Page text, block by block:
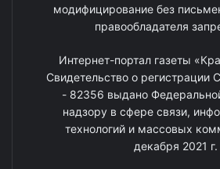
модифицирование без
правообладателя
Интернет-портал газеты
Свидетельство о
- 82356 выдано
надзору в сфере связи,
технологий и массовых
декабря 2021 г.